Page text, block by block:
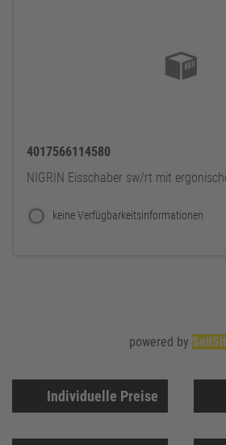
4017566114580
NIGRIN Eisschaber sw/rt mit
keine Verfügbarkeitsinformationen
Individuelle Preise
powered by